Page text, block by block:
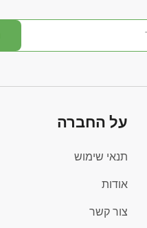
על החברה
תנאי שימוש
אודות
צור קשר